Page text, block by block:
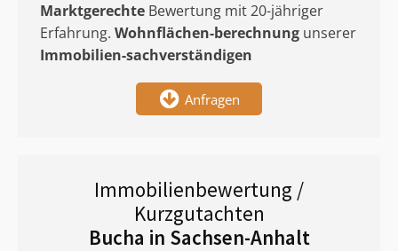
Marktgerechte Bewertung mit 20-jähriger
Erfahrung. Wohnflächen-berechnung unserer
Immobilien-sachverständigen
Anfragen
Immobilienbewertung /
Kurzgutachten
Bucha in Sachsen-Anhalt